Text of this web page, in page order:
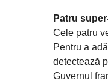
Patru
Cele patru
Pentru a
detectează
Guvernul